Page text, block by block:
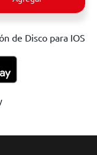
de Disco para IOS